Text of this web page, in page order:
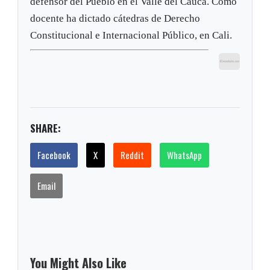
docente ha dictado cátedras de Derecho
Constitucional e Internacional Público, en Cali.
SHARE:
Facebook X Reddit WhatsApp
Email
You Might Also Like